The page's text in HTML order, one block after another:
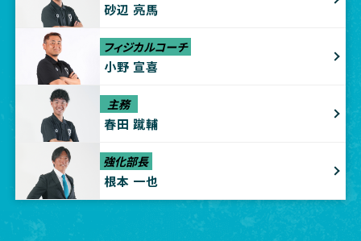
砂辺 亮馬
フィジカルコーチ
小野 宣喜
主務
春田 蹴輔
強化部長
根本 一也